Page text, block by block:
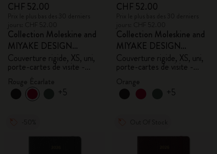
CHF 52.00
Collection Moleskine and
MIYAKE DESIGN
STUDIO en Édition
Limitée
Couverture rigide, XS, uni,
porte-cartes de visite -
avec boîte
+5
CHF 52.00
Collection Moleskine and
MIYAKE DESIGN
STUDIO en Édition
Limitée
Couverture rigide, XS, uni,
porte-cartes de visite -
avec boîte
+5